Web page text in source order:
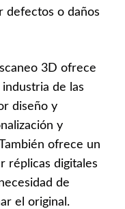
defectos o daños
3D ofrece
de las
diseño y
y
ofrece un
réplicas digitales
de
el original.